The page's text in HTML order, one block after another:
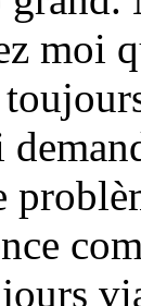
moi